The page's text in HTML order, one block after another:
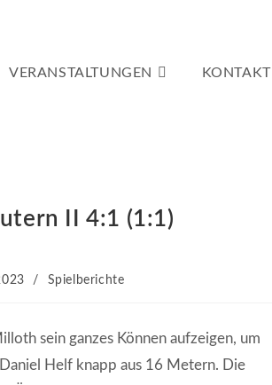
VERANSTALTUNGEN KONTAKT
II 4:1 (1:1)
/ Spielberichte
sein ganzes Können aufzeigen, um
Helf knapp aus 16 Metern. Die